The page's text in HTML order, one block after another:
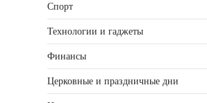
Спорт
Технологии и гаджеты
Финансы
Церковные и праздничные дни